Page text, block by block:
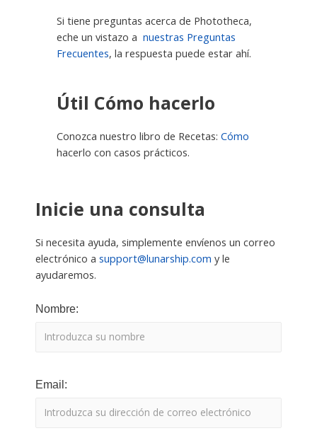
Si tiene preguntas acerca de Phototheca,
eche un vistazo a nuestras Preguntas
Frecuentes, la respuesta puede estar ahí.
Útil Cómo hacerlo
Conozca nuestro libro de Recetas: Cómo
hacerlo con casos prácticos.
Inicie una consulta
Si necesita ayuda, simplemente envíenos un correo
electrónico a support@lunarship.com y le
ayudaremos.
Nombre:
Email: